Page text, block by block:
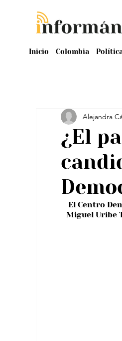
Inicio Colombia
¿El
Alejandra
El Centro
Miguel Uribe